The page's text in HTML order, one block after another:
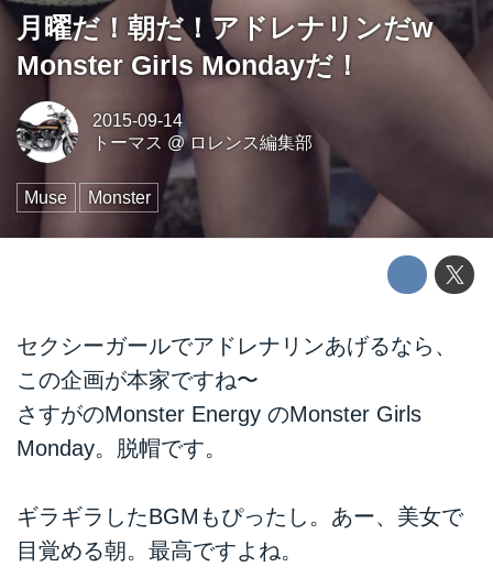
月曜だ！朝だ！アドレナリンだw
Monster Girls Mondayだ！
2015-09-14
トーマス @ロレンス編集部
Muse Monster
セクシーガールでアドレナリンあげるなら、
この企画が本家ですね〜
さすがのMonster Energy のMonster Girls
Monday。脱帽です。
ギラギラしたBGMもぴったし。あー、美女で
目覚める朝。最高ですよね。